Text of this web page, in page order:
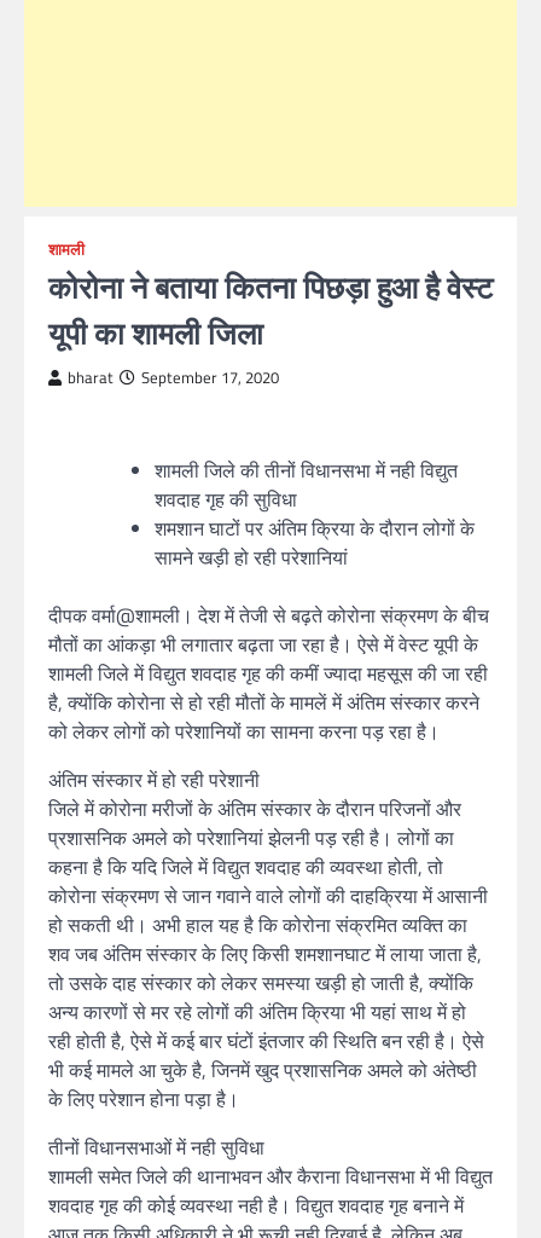
शामली
कोरोना ने बताया कितना पिछड़ा हुआ है वेस्ट
यूपी का शामली जिला
bharat September 17, 2020
शामली जिले की तीनों विधानसभा में नही विद्युत
शवदाह गृह की सुविधा
शमशान घाटों पर अंतिम क्रिया के दौरान लोगों के
सामने खड़ी हो रही परेशानियां
दीपक वर्मा@शामली। देश में तेजी से बढ़ते कोरोना संक्रमण के बीच
मौतों का आंकड़ा भी लगातार बढ़ता जा रहा है। ऐसे में वेस्ट यूपी के
शामली जिले में विद्युत शवदाह गृह की कमीं ज्यादा महसूस की जा रही
है, क्योंकि कोरोना से हो रही मौतों के मामलें में अंतिम संस्कार करने
को लेकर लोगों को परेशानियों का सामना करना पड़ रहा है।
अंतिम संस्कार में हो रही परेशानी
जिले में कोरोना मरीजों के अंतिम संस्कार के दौरान परिजनों और
प्रशासनिक अमले को परेशानियां झेलनी पड़ रही है। लोगों का
कहना है कि यदि जिले में विद्युत शवदाह की व्यवस्था होती, तो
कोरोना संक्रमण से जान गवाने वाले लोगों की दाहक्रिया में आसानी
हो सकती थी। अभी हाल यह है कि कोरोना संक्रमित व्यक्ति का
शव जब अंतिम संस्कार के लिए किसी शमशानघाट में लाया जाता है,
तो उसके दाह संस्कार को लेकर समस्या खड़ी हो जाती है, क्योंकि
अन्य कारणों से मर रहे लोगों की अंतिम क्रिया भी यहां साथ में हो
रही होती है, ऐसे में कई बार घंटों इंतजार की स्थिति बन रही है। ऐसे
भी कई मामले आ चुके है, जिनमें खुद प्रशासनिक अमले को अंतेष्ठी
के लिए परेशान होना पड़ा है।
तीनों विधानसभाओं में नही सुविधा
शामली समेत जिले की थानाभवन और कैराना विधानसभा में भी विद्युत
शवदाह गृह की कोई व्यवस्था नही है। विद्युत शवदाह गृह बनाने में